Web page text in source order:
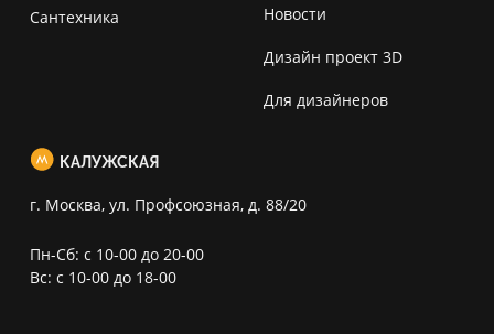
Сантехника Новости
Дизайн проект 3D
Для дизайнеров
КАЛУЖСКАЯ
г. Москва, ул. Профсоюзная, д. 88/20
Пн-Сб: с 10-00 до 20-00
Вс: с 10-00 до 18-00